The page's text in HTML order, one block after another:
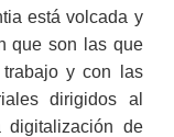
está volcada y
que son las que
trabajo y con las
dirigidos al
de